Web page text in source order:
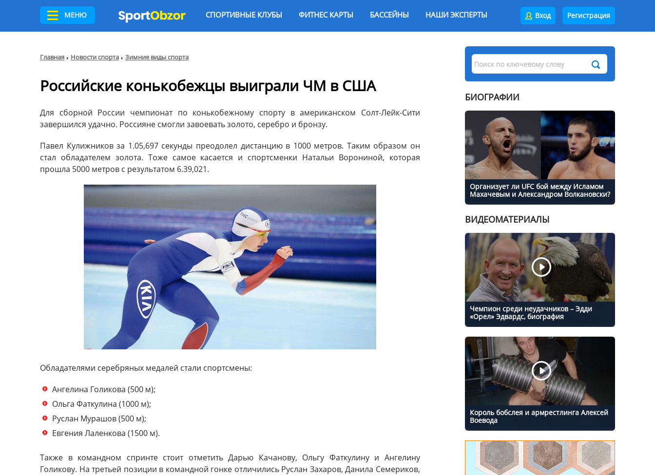
МЕНЮ СПОРТИВНЫЕ КЛУБЫ ФИТНЕС КАРТЫ БАССЕЙНЫ НАШИ ЭКСПЕРТЫ Вход Регистрация
Главная Новости спорта Зимние виды спорта
Российские конькобежцы выиграли ЧМ в США
Для сборной России чемпионат по конькобежному спорту в американском Солт-Лейк-Сити
завершился удачно. Россияне смогли завоевать золото, серебро и бронзу.
Павел Кулижников за 1.05,697 секунды преодолел дистанцию в 1000 метров. Таким образом он
стал обладателем золота. Тоже самое касается и спортсменки Натальи Ворониной, которая
прошла 5000 метров с результатом 6.39,021.
Обладателями серебряных медалей стали спортсмены:
Ангелина Голикова (500 м);
Ольга Фаткулина (1000 м);
Руслан Мурашов (500 м);
Евгения Лаленкова (1500 м).
Также в командном спринте стоит отметить Дарью Качанову, Ольгу Фаткулину и Ангелину
Голикову. На третьей позиции в командной гонке отличились Руслан Захаров, Данила Семериков,
БИОГРАФИИ
Организует ли UFC бой между Исламом
Махачевым и Александром Волкановски?
ВИДЕОМАТЕРИАЛЫ
Чемпион среди неудачников – Эдди
«Орел» Эдвардс, биография
Король бобслея и армрестлинга Алексей
Воевода